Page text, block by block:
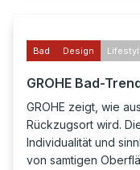
Bad Design
GROHE Bad-
GROHE zeigt, wie
Rückzugsort wird.
Individualität und
von samtigen